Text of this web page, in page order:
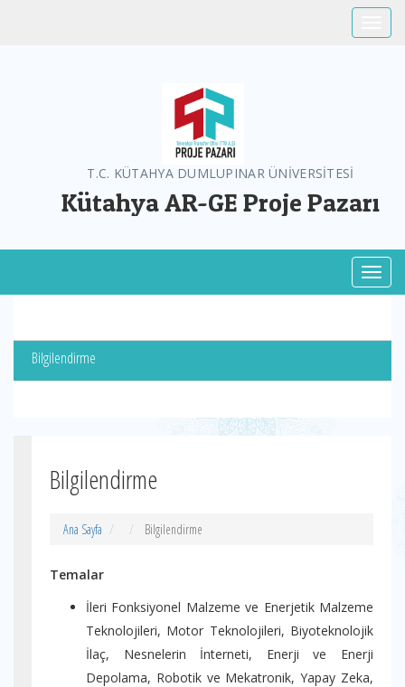
T.C. KÜTAHYA DUMLUPINAR ÜNİVERSİTESİ
Kütahya AR-GE Proje Pazarı
Bilgilendirme
Bilgilendirme
Ana Sayfa Bilgilendirme
Temalar
İleri Fonksiyonel Malzeme ve Enerjetik Malzeme
Teknolojileri, Motor Teknolojileri, Biyoteknolojik
İlaç, Nesnelerin İnterneti, Enerji ve Enerji
Depolama, Robotik ve Mekatronik, Yapay Zeka,